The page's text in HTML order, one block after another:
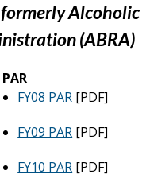
formerly Alcoholic
(ABRA)
PAR
FY08 PAR [PDF]
FY09 PAR [PDF]
FY10 PAR [PDF]